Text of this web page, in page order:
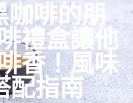
啡的朋
禮盒讓他
香！風味
配指南